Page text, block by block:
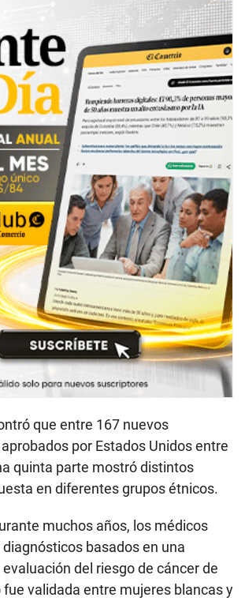
que entre 167 nuevos
por Estados Unidos entre
quinta parte mostró distintos
en diferentes grupos étnicos.
muchos años, los médicos
basados en una
del riesgo de cáncer de
validada entre mujeres blancas y